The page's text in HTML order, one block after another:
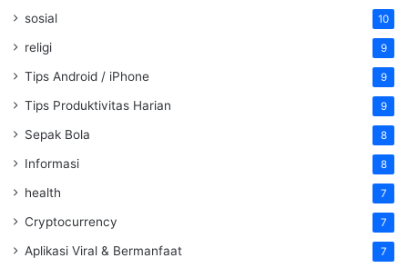
sosial 10
religi 9
Tips Android / iPhone 9
Tips Produktivitas Harian 9
Sepak Bola 8
Informasi 8
health 7
Cryptocurrency 7
Aplikasi Viral & Bermanfaat 7